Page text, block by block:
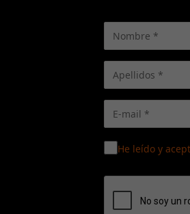
He leído y